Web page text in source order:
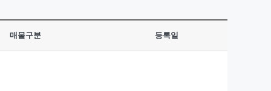
매물구분 등록일